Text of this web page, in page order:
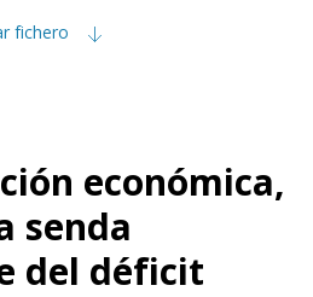
fichero
económica,
senda
del déficit